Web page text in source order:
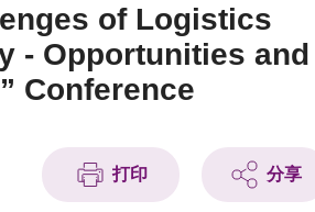
of Logistics
- Opportunities and
Conference
打印 分享